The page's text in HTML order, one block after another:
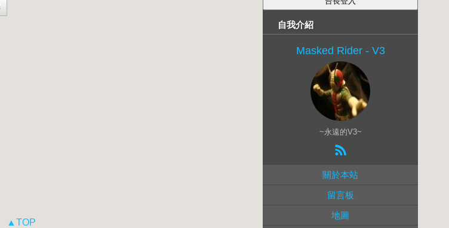
▲TOP
自我介紹
Masked Rider - V3
~永遠的V3~
關於本站
留言板
地圖